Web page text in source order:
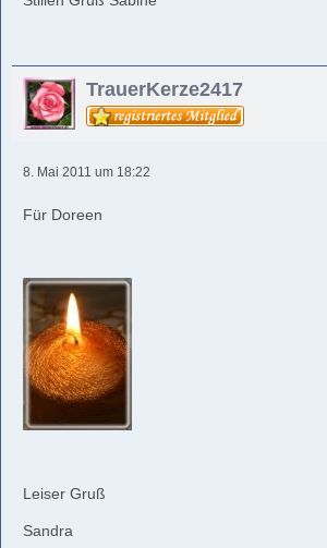
TrauerKerze2417
8. Mai 2011 um 18:22
Für Doreen
Leiser Gruß
Sandra